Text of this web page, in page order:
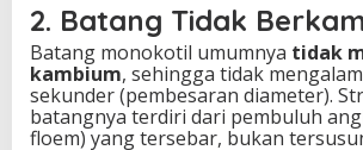
2. Batang Tidak
Batang monokotil umumnya tidak
kambium, sehingga tidak
sekunder (pembesaran diameter).
batangnya terdiri dari pembuluh
floem) yang tersebar, bukan